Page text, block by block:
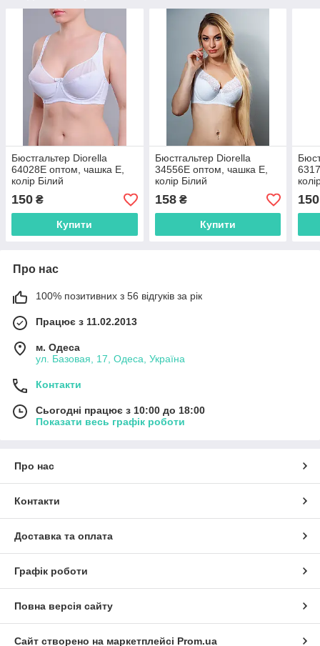
Бюстгальтер Diorella
64028E оптом, чашка E,
колір Білий
150 ₴
Купити
Бюстгальтер Diorella
34556E оптом, чашка E,
колір Білий
158₴
Купити
150
Про нас
100% позитивних з 56 відгуків за рік
Працює з 11.02.2013
м. Одеса
ул. Базовая, 17, Одеса, Україна
Контакти
Сьогодні працює з 10:00 до 18:00
Показати весь графік роботи
Про нас
Контакти
Доставка та оплата
Графік роботи
Повна версія сайту
Сайт створено на маркетплейсі Prom.ua